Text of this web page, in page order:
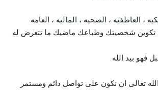
، العاطفيه ، الصحيه ، الماليه ، العامه
تكوين شخصيتك وطباعك ماضيك ما تتعرض له
فهو بيد الله
تعالى ان نكون على تواصل دائم ومستمر